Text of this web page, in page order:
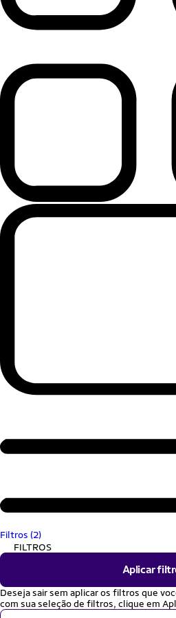
Filtros (2)
FILTROS
Aplicar
Deseja sair sem aplicar os filtros que
com sua seleção de filtros, clique em